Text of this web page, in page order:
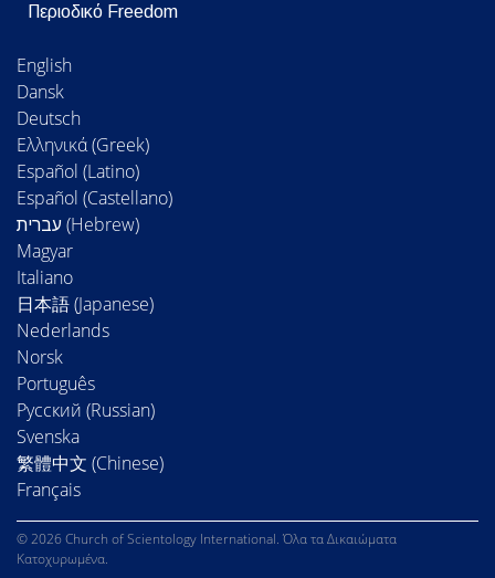
Περιοδικό Freedom
English
Dansk
Deutsch
Ελληνικά (Greek)
Español (Latino)
Español (Castellano)
Magyar
Italiano
日本語 (Japanese)
Nederlands
Norsk
Português
Русский (Russian)
Svenska
繁體中文 (Chinese)
Français
© 2026 Church of Scientology International. Όλα τα Δικαιώματα
Κατοχυρωμένα.